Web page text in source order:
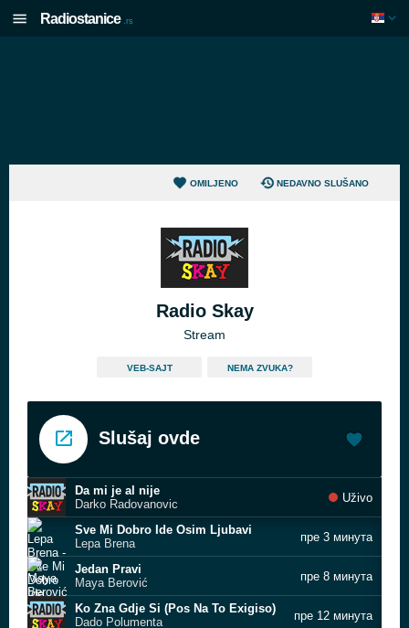
Radiostanice .rs
OMILJENO NEDAVNO SLUŠANO
Radio Skay
Stream
VEB-SAJT NEMA ZVUKA?
Slušaj ovde
Da mi je al nije
Darko Radovanovic
Uživo
Sve Mi Dobro Ide Osim Ljubavi
Lepa Brena
пре 3 минута
Jedan Pravi
Maya Berović
пре 8 минута
Ko Zna Gdje Si (Pos Na To Exigiso)
Dado Polumenta
пре 12 минута